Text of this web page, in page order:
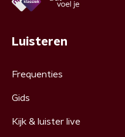
Luisteren
Frequenties
Gids
Kijk & luister live